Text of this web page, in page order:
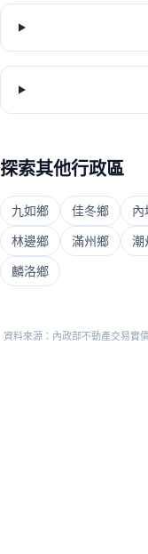
探索其他行政區
九如鄉 佳冬鄉 內
林邊鄉
滿州鄉 潮
麟洛鄉
資料來源：內政部不動產交易實